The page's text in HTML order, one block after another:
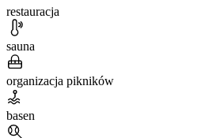
restauracja
sauna
organizacja pikników
basen